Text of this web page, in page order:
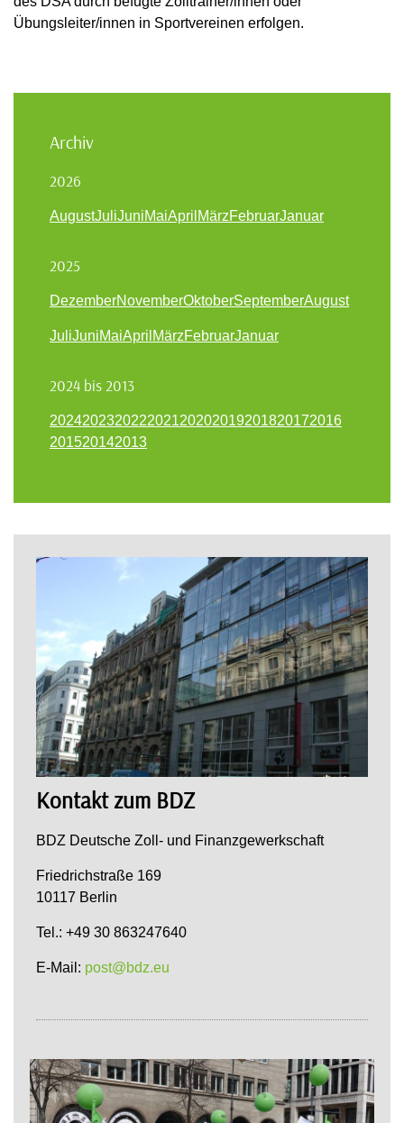
Übungsleiter/innen in Sportvereinen erfolgen.
Archiv
2026
AugustJuliJuniMaiApril MärzFebruarJanuar
2025
DezemberNovemberOktoberSeptemberAugust
JuliJuniMaiApril MärzFebruarJanuar
2024 bis 2013
202420232022202120202019201820172016
201520142013
Kontakt zum BDZ
BDZ Deutsche Zoll- und Finanzgewerkschaft
Friedrichstraße 169
10117 Berlin
Tel.: +49 30 863247640
E-Mail: post@bdz.eu